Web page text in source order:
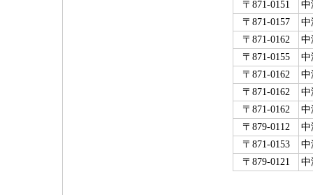
〒871-0151
中
〒871-0157
中
〒871-0162
中
〒871-0155
中
〒871-0162
中
〒871-0162
中
〒871-0162
中
〒879-0112
中
〒871-0153
中
〒879-0121
中